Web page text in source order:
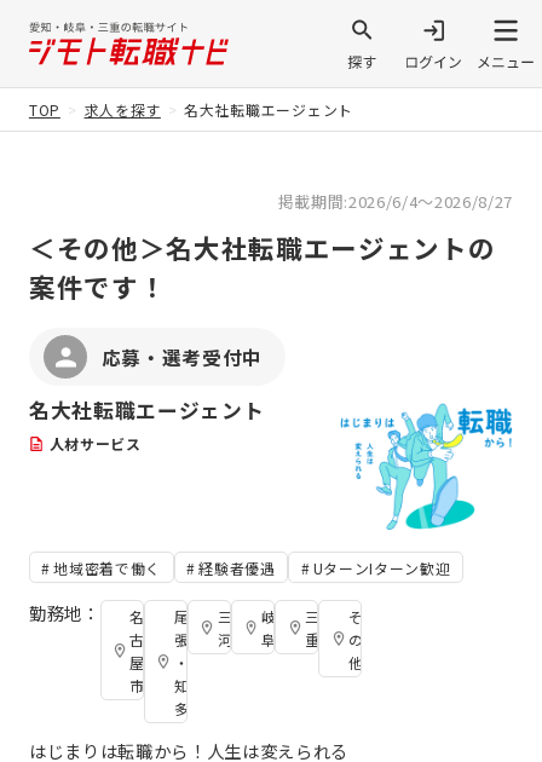
TOP 求人を探す 名大社転職エージェント
掲載期間:2026/6/4～2026/8/27
＜その他＞名大社転職エージェントの
案件です！
応募・選考受付中
名大社転職エージェント
人材サービス
地域密着で働く 経験者優遇 UターンIターン歓迎
勤務地：
名
古
屋
市
尾
張
・
知
多
三
河
岐
阜
三
重
そ
の
他
はじまりは転職から！人生は変えられる